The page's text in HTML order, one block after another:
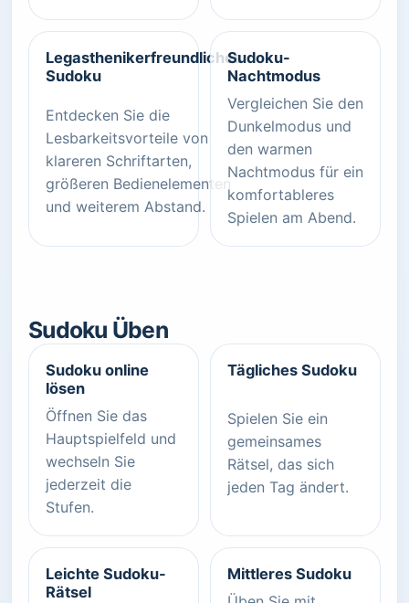
Legasthenikerfreundliches
Sudoku
Entdecken Sie die
Lesbarkeitsvorteile von
klareren Schriftarten,
größeren Bedienelementen
und weiterem Abstand.
Sudoku-
Nachtmodus
Vergleichen Sie den
Dunkelmodus und
den warmen
Nachtmodus für ein
komfortableres
Spielen am Abend.
Sudoku Üben
Sudoku online
lösen
Öffnen Sie das
Hauptspielfeld und
wechseln Sie
jederzeit die
Stufen.
Tägliches Sudoku
Spielen Sie ein
gemeinsames
Rätsel, das sich
jeden Tag ändert.
Leichte Sudoku-
Rätsel
Mittleres Sudoku